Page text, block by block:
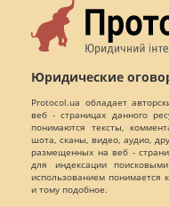
Юридические
Protocol.ua обладает
веб - страницах данного
понимаются тексты,
шота, сканы, видео, аудио,
размещенных на веб -
для индексации
использованием понимается
и тому подобное.